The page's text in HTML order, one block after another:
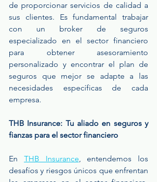
de proporcionar servicios de calidad a
sus clientes. Es fundamental trabajar
con un broker de seguros
especializado en el sector financiero
para obtener asesoramiento
personalizado y encontrar el plan de
seguros que mejor se adapte a las
necesidades específicas de cada
empresa.
THB Insurance: Tu aliado en seguros y
fianzas para el sector financiero
En THB Insurance, entendemos los
desafíos y riesgos únicos que enfrentan